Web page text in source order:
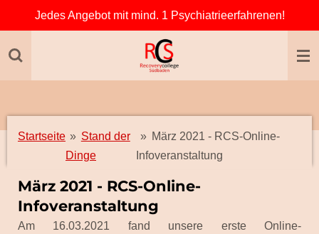
springen
Jedes Angebot mit mind. 1 Psychiatrieerfahrenen!
Startseite » Stand der
Dinge
» März 2021 - RCS-Online-
Infoveranstaltung
März 2021 - RCS-Online-
Infoveranstaltung
Am 16.03.2021 fand unsere erste Online-